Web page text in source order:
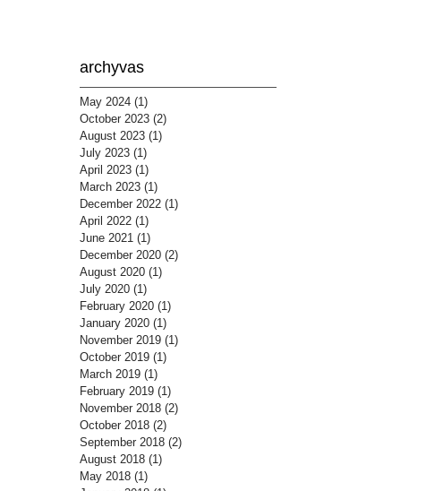
archyvas
May 2024 (1)
October 2023 (2)
August 2023 (1)
July 2023 (1)
April 2023 (1)
March 2023 (1)
December 2022 (1)
April 2022 (1)
June 2021 (1)
December 2020 (2)
August 2020 (1)
July 2020 (1)
February 2020 (1)
January 2020 (1)
November 2019 (1)
October 2019 (1)
March 2019 (1)
February 2019 (1)
November 2018 (2)
October 2018 (2)
September 2018 (2)
August 2018 (1)
May 2018 (1)